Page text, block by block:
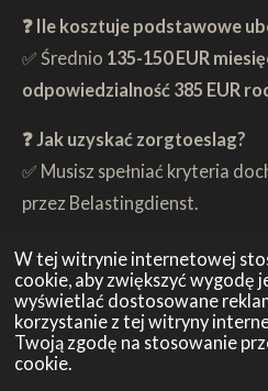
W tej witrynie internetowej
cookie, aby zwiększyć wygodę
wyświetlać dostosowane
korzystanie z tej witryny
Twoją zgodę na stosowanie
cookie.
❓ Ile kosztuje podstawowe
✅ Średnio 135-150 EUR
odpowiedzialność 385 EUR
❓ Jak uzyskać zorgtoeslag?
✅ Musisz spełniać kryteria
przez Belastingdienst.
🚀Masz więcej pytań?Napisz
znaleźć najlepsze